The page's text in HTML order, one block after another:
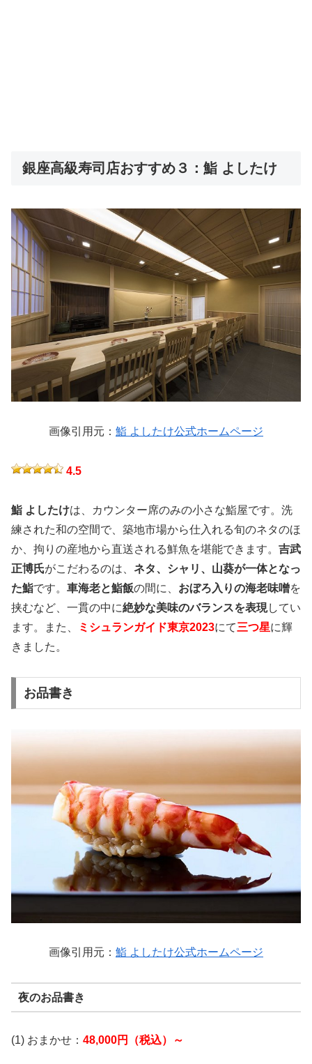
銀座高級寿司店おすすめ３：鮨 よしたけ
画像引用元： 鮨 よしたけ公式ホームページ
4.5
鮨 よしたけは、カウンター席のみの小さな鮨屋です。洗
練された和の空間で、築地市場から仕入れる旬のネタのほ
か、拘りの産地から直送される鮮魚を堪能できます。 吉武
正博氏がこだわるのは、 ネタ、シャリ、山葵が一体となっ
た鮨です。 車海老と鮨飯の間に、 おぼろ入りの海老味噌を
挟むなど、一貫の中に絶妙な美味のバランスを表現してい
ます。また、
ミシュランガイド東京2023にて三つ星に輝
きました。
お品書き
画像引用元： 鮨 よしたけ公式ホームページ
夜のお品書き
(1) おまかせ： 48,000円（税込）～